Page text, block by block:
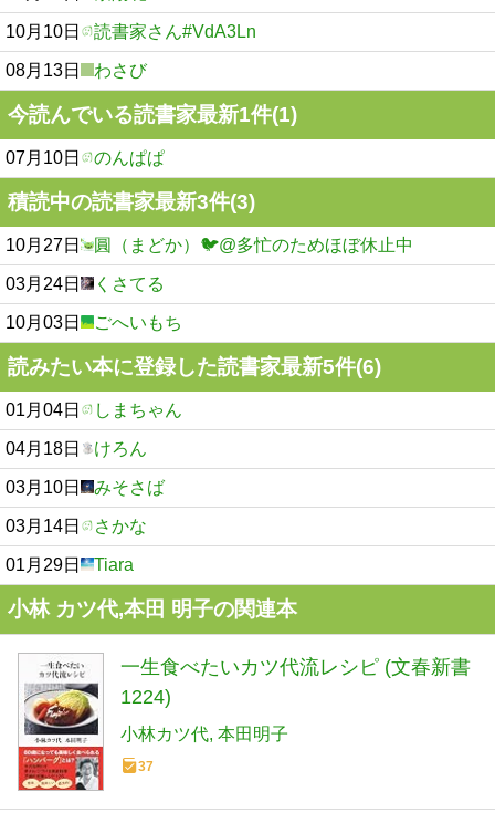
10月10日 読書家さん#VdA3Ln
08月13日 わさび
今読んでいる読書家最新1件(1)
07月10日 のんぱぱ
積読中の読書家最新3件(3)
10月27日 圓（まどか）🐦@多忙のためほぼ休止中
03月24日 くさてる
10月03日 ごへいもち
読みたい本に登録した読書家最新5件(6)
01月04日 しまちゃん
04月18日 けろん
03月10日 みそさば
03月14日 さかな
01月29日 Tiara
小林 カツ代,本田 明子の関連本
一生食べたいカツ代流レシピ (文春新書
1224)
小林カツ代 本田明子
37